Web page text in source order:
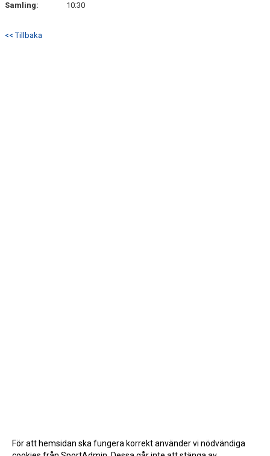
Samling:
10:30
<< Tillbaka
För att hemsidan ska fungera korrekt använder vi nödvändiga